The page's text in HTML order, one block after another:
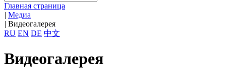
Главная страница
| Медиа
| Видеогалерея
RU EN DE 中文
Видеогалерея